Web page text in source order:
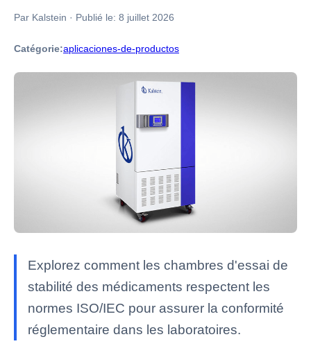
Par Kalstein · Publié le: 8 juillet 2026
Catégorie:aplicaciones-de-productos
Explorez comment les chambres d'essai de
stabilité des médicaments respectent les
normes ISO/IEC pour assurer la conformité
réglementaire dans les laboratoires.